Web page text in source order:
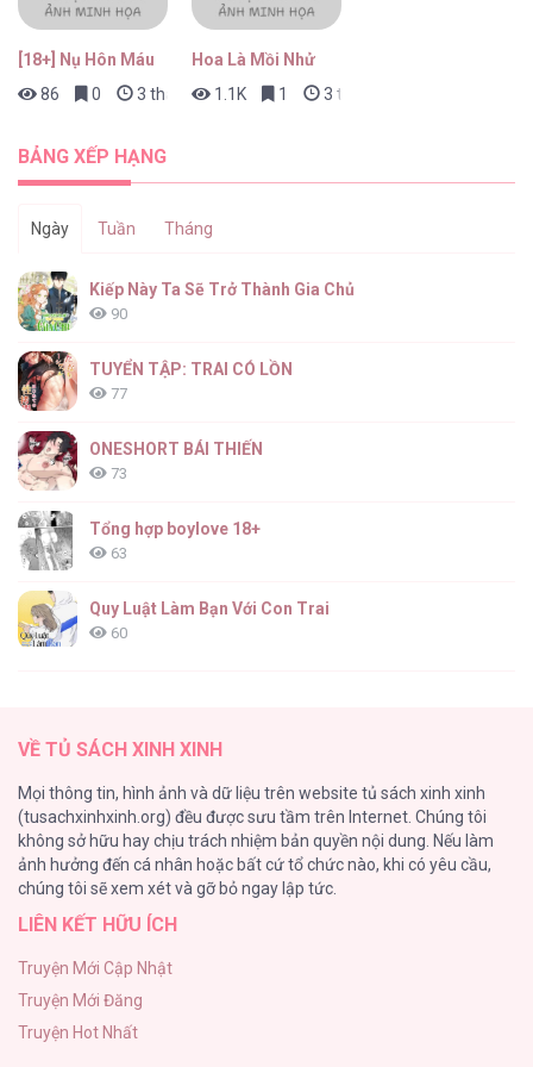
[18+] Nụ Hôn Máu
86
0 3 tháng trước
Hoa Là Mồi Nhử
1.1K
1 3 tháng trước
BẢNG XẾP HẠNG
Ngày Tuần Tháng
Kiếp Này Ta Sẽ Trở Thành Gia Chủ
90
TUYỂN TẬP: TRAI CÓ LỒN
77
ONESHORT BÁI THIẾN
73
Tổng hợp boylove 18+
63
Quy Luật Làm Bạn Với Con Trai
60
50
Tuyển Tập Manhwa Ngắn Bạo Dăm
44
CẨN THẬN TRĂNG TRÒN THÁNG 3 ĐẤY
Con Tim Rung Động
41
VỀ TỦ SÁCH XINH XINH
Mọi thông tin, hình ảnh và dữ liệu trên website tủ sách xinh xinh
(tusachxinhxinh.org) đều được sưu tầm trên Internet. Chúng tôi
không sở hữu hay chịu trách nhiệm bản quyền nội dung. Nếu làm
ảnh hưởng đến cá nhân hoặc bất cứ tổ chức nào, khi có yêu cầu,
chúng tôi sẽ xem xét và gỡ bỏ ngay lập tức.
LIÊN KẾT HỮU ÍCH
Truyện Mới Cập Nhật
Truyện Mới Đăng
Truyện Hot Nhất